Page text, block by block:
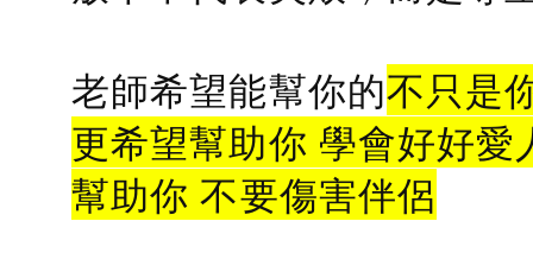
老師希望能幫你的不只是
更希望幫助你 學會好好愛
幫助你 不要傷害伴侶